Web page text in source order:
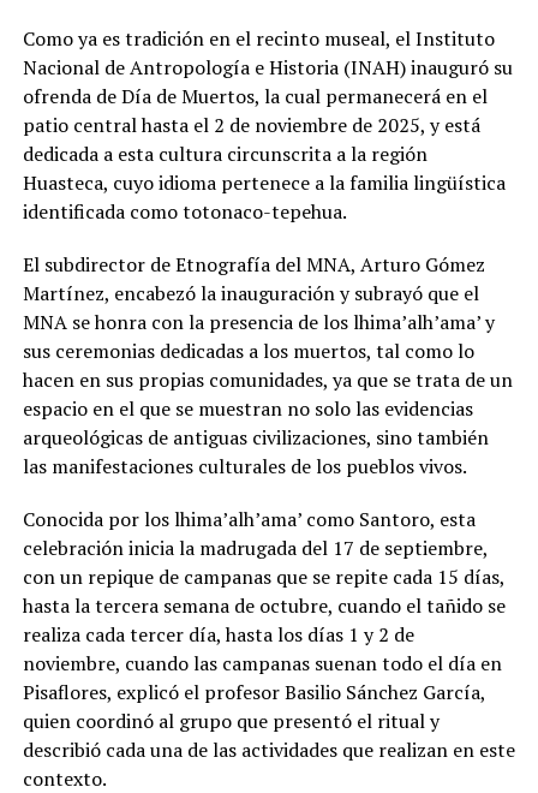
Como ya es tradición en el recinto museal, el Instituto
Nacional de Antropología e Historia (INAH) inauguró su
ofrenda de Día de Muertos, la cual permanecerá en el
patio central hasta el 2 de noviembre de 2025, y está
dedicada a esta cultura circunscrita a la región
Huasteca, cuyo idioma pertenece a la familia lingüística
identificada como totonaco-tepehua.
El subdirector de Etnografía del MNA, Arturo Gómez
Martínez, encabezó la inauguración y subrayó que el
MNA se honra con la presencia de los lhima’alh’ama’ y
sus ceremonias dedicadas a los muertos, tal como lo
hacen en sus propias comunidades, ya que se trata de un
espacio en el que se muestran no solo las evidencias
arqueológicas de antiguas civilizaciones, sino también
las manifestaciones culturales de los pueblos vivos.
Conocida por los lhima’alh’ama’ como Santoro, esta
celebración inicia la madrugada del 17 de septiembre,
con un repique de campanas que se repite cada 15 días,
hasta la tercera semana de octubre, cuando el tañido se
realiza cada tercer día, hasta los días 1 y 2 de
noviembre, cuando las campanas suenan todo el día en
Pisaflores, explicó el profesor Basilio Sánchez García,
quien coordinó al grupo que presentó el ritual y
describió cada una de las actividades que realizan en este
contexto.